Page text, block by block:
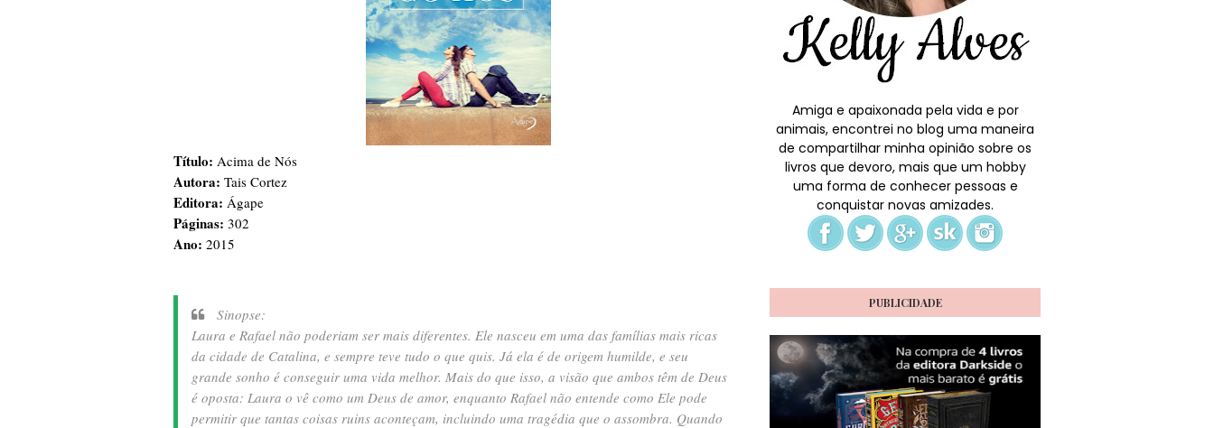
Título: Acima de Nós
Autora: Tais Cortez
Editora: Ágape
Páginas: 302
Ano: 2015
Sinopse:
Laura e Rafael não poderiam ser mais diferentes. Ele nasceu em uma das famílias mais ricas
da cidade de Catalina, e sempre teve tudo o que quis. Já ela é de origem humilde, e seu
grande sonho é conseguir uma vida melhor. Mais do que isso, a visão que ambos têm de Deus
é oposta: Laura o vê como um Deus de amor, enquanto Rafael não entende como Ele pode
permitir que tantas coisas ruins aconteçam, incluindo uma tragédia que o assombra. Quando
Amiga e apaixonada pela vida e por
animais, encontrei no blog uma maneira
de compartilhar minha opinião sobre os
livros que devoro, mais que um hobby
uma forma de conhecer pessoas e
conquistar novas amizades.
PUBLICIDADE